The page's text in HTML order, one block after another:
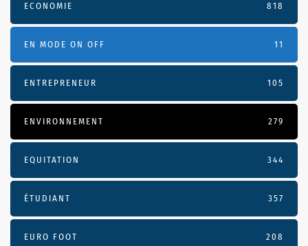
ECONOMIE 818
EN MODE ON OFF 11
ENTREPRENEUR 105
ENVIRONNEMENT 279
EQUITATION 344
ÉTUDIANT 357
EURO FOOT 208